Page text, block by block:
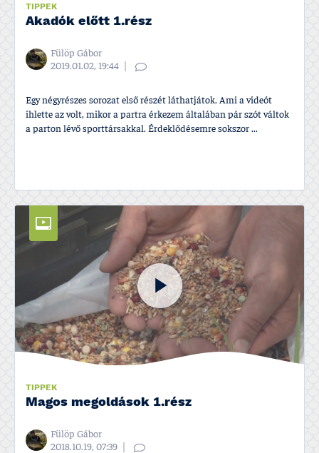
TIPPEK
Akadók előtt 1.rész
Fülöp Gábor
2019.01.02, 19:44
Egy négyrészes sorozat első részét láthatjátok. Ami a videót
ihlette az volt, mikor a partra érkezem általában pár szót váltok
a parton lévő sporttársakkal. Érdeklődésemre sokszor ...
TIPPEK
Magos megoldások 1.rész
Fülöp Gábor
2018.10.19, 07:39